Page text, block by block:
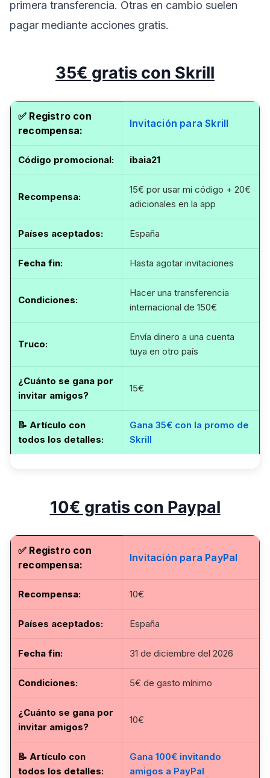
primera transferencia. Otras en cambio suelen
pagar mediante acciones gratis.
35€ gratis con Skrill
✅ Registro con
recompensa:
Invitación para Skrill
Código promocional: ibaia21
Recompensa:
15€ por usar mi código + 20€
adicionales en la app
Países aceptados: España
Fecha fin: Hasta agotar invitaciones
Condiciones:
Hacer una transferencia
internacional de 150€
Truco:
Envía dinero a una cuenta
tuya en otro país
¿Cuánto se gana por
invitar amigos?
15€
📝 Artículo con
todos los detalles:
Gana 35€ con la promo de
Skrill
10€ gratis con Paypal
✅ Registro con
recompensa:
Invitación para PayPal
Recompensa: 10€
Países aceptados: España
Fecha fin: 31 de diciembre del 2026
Condiciones: 5€ de gasto mínimo
¿Cuánto se gana por
invitar amigos?
10€
📝 Artículo con
todos los detalles:
Gana 100€ invitando
amigos a PayPal